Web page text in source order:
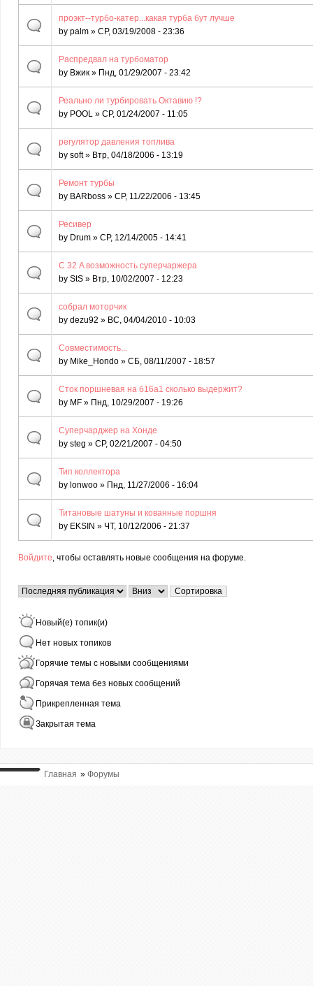
проэкт--турбо-катер...какая турба бут лучше
by palm » СР, 03/19/2008 - 23:36
Распредвал на турбоматор
by Вжик » Пнд, 01/29/2007 - 23:42
Реально ли турбировать Октавию !?
by POOL » СР, 01/24/2007 - 11:05
регулятор давления топлива
by soft» Втр, 04/18/2006 - 13:19
Ремонт турбы
by BARboss » СР, 11/22/2006 - 13:45
Ресивер
by Drum » СР, 12/14/2005 - 14:41
С 32 A возможность суперчаржера
by StS » Втр, 10/02/2007 - 12:23
собрал моторчик
by dezu92 » ВС, 04/04/2010 - 10:03
Совместимость...
by Mike_Hondo » СБ, 08/11/2007 - 18:57
Сток поршневая на б16а1 сколько выдержит?
by MF » Пнд, 10/29/2007 - 19:26
Суперчарджер на Хонде
by steg » СР, 02/21/2007 - 04:50
Тип коллектора
by lonwoo » Пнд, 11/27/2006 - 16:04
Титановые шатуны и кованные поршня
by EKSIN » ЧТ, 10/12/2006 - 21:37
Войдите, чтобы оставлять новые сообщения на форуме.
Страницы
Сортировка по Сортировка
Новый(е) топик(и)
Нет новых топиков
Горячие темы с новыми сообщениями
Горячая тема без новых сообщений
Прикрепленная тема
Закрытая тема
Главная » Форумы